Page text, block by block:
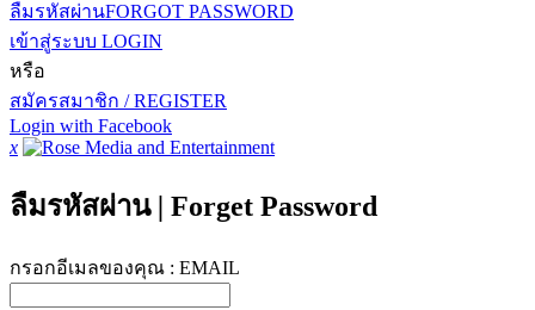
ลืมรหัสผ่านFORGOT PASSWORD
เข้าสู่ระบบ LOGIN
หรือ
สมัครสมาชิก / REGISTER
Login with Facebook
x
ลืมรหัสผ่าน | Forget Password
กรอกอีเมลของคุณ : EMAIL